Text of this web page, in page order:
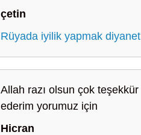
çetin
Rüyada iyilik yapmak diyanet
Allah razı olsun çok teşekkür
ederim yorumuz için
Hicran